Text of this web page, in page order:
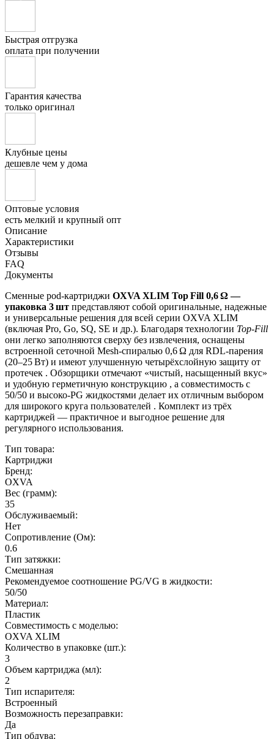
Быстрая отгрузка
оплата при получении
Гарантия качества
только оригинал
Клубные цены
дешевле чем у дома
Оптовые условия
есть мелкий и крупный опт
Описание
Характеристики
Отзывы
FAQ
Документы
Сменные pod-картриджи OXVA XLIM Top Fill 0,6 Ω —
упаковка 3 шт представляют собой оригинальные, надежные
и универсальные решения для всей серии OXVA XLIM
(включая Pro, Go, SQ, SE и др.). Благодаря технологии Top‑Fill
они легко заполняются сверху без извлечения, оснащены
встроенной сеточной Mesh-спиралью 0,6 Ω для RDL-парения
(20–25 Вт) и имеют улучшенную четырёхслойную защиту от
протечек . Обзорщики отмечают «чистый, насыщенный вкус»
и удобную герметичную конструкцию , а совместимость с
50/50 и высоко-PG жидкостями делает их отличным выбором
для широкого круга пользователей . Комплект из трёх
картриджей — практичное и выгодное решение для
регулярного использования.
Тип товара:
Картриджи
Бренд:
OXVA
Вес (грамм):
35
Обслуживаемый:
Нет
Сопротивление (Ом):
0.6
Тип затяжки:
Смешанная
Рекомендуемое соотношение PG/VG в жидкости:
50/50
Материал:
Пластик
Совместимость с моделью:
OXVA XLIM
Количество в упаковке (шт.):
3
Объем картриджа (мл):
2
Тип испарителя:
Встроенный
Возможность перезаправки:
Да
Тип обдува: